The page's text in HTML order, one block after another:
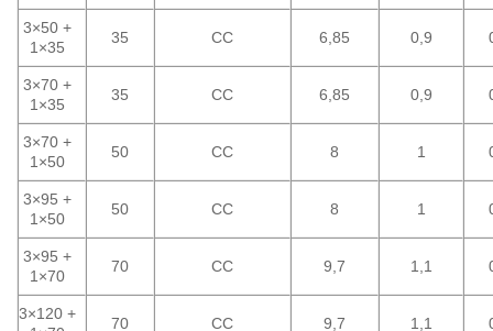
3×50 +
1×35
35 CC 6,85 0,9
3×70 +
1×35
35 CC 6,85 0,9
3×70 +
1×50
50 CC 8 1
3×95 +
1×50
50 CC 8 1
3×95 +
1×70
70 CC 9,7 1,1
3×120 +
70 CC 9,7 1,1